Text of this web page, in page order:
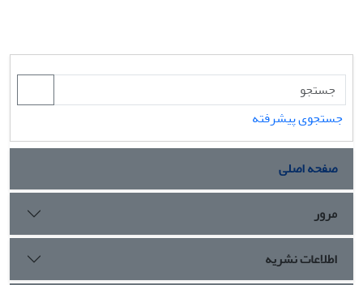
جستجوی پیشرفته
صفحه اصلی
مرور
اطلاعات نشریه